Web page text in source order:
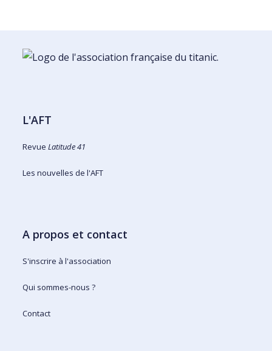
L'AFT
RevueLatitude 41
Les nouvelles de l'AFT
A propos et contact
S'inscrire à l'association
Qui sommes-nous ?
Contact